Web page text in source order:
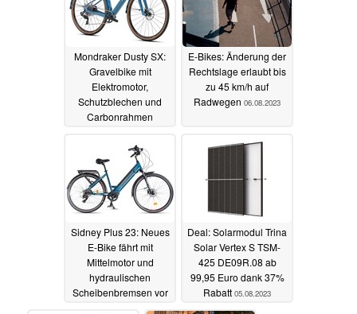
Mondraker Dusty SX:
Gravelbike mit
Elektromotor,
Schutzblechen und
Carbonrahmen
E-Bikes: Änderung der
Rechtslage erlaubt bis
zu 45 km/h auf
Radwegen 06.08.2023
Sidney Plus 23: Neues
E-Bike fährt mit
Mittelmotor und
hydraulischen
Scheibenbremsen vor
Deal: Solarmodul Trina
Solar Vertex S TSM-
425 DE09R.08 ab
99,95 Euro dank 37%
Rabatt 05.08.2023